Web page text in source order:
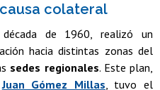
colateral
de 1960, realizó un
hacia distintas zonas del
sedes regionales. Este plan,
Juan Gómez Millas, tuvo el